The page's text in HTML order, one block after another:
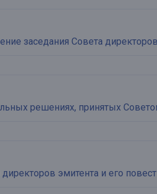
заседания Совета
решениях, принятых
эмитента и его